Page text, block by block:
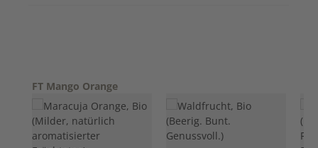
Produktgalerie überspringen
FT Mango Orange